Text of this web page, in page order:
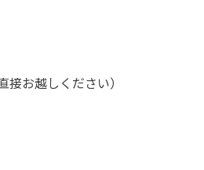
お越しください）